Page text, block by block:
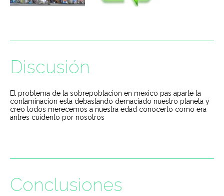
Discusión
El problema de la sobrepoblacion en mexico pas aparte la
contaminacion esta debastando demaciado nuestro planeta y
creo todos merecemos a nuestra edad conocerlo como era
antres cuidenlo por nosotros
Conclusiones